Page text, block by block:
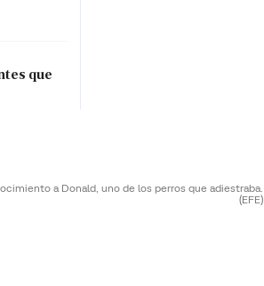
que
a Donald, uno de los perros que adiestraba.
(EFE)